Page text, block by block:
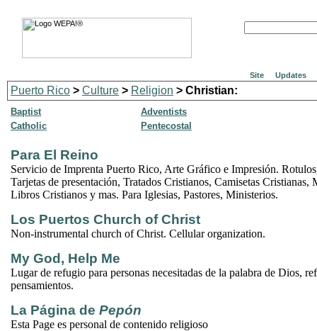
Site Updates
Puerto Rico > Culture > Religion > Christian:
Baptist
Catholic
Adventists
Pentecostal
Para El Reino
Servicio de Imprenta Puerto Rico, Arte Gráfico e Impresión.
Tarjetas de presentación, Tratados Cristianos, Camisetas Cristianas,
Libros Cristianos y mas. Para Iglesias, Pastores, Ministerios.
Los Puertos Church of Christ
Non-instrumental church of Christ. Cellular organization.
My God, Help Me
Lugar de refugio para personas necesitadas de la palabra de Dios,
pensamientos.
La Página de Pepón
Esta Page es personal de contenido religioso